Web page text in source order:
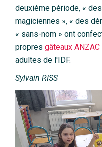
deuxième période, «
magiciennes », « des
« sans-nom » ont
propresgâteaux ANZAC
adultes de l'IDF.
Sylvain RISS